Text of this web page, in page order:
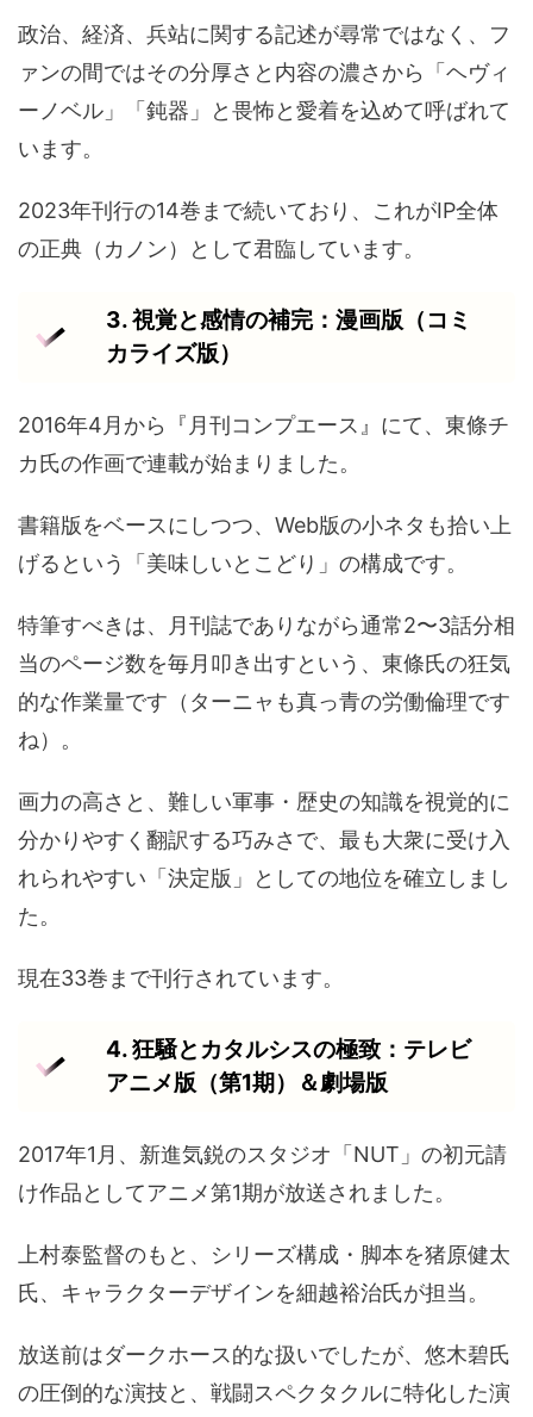
政治、経済、兵站に関する記述が尋常ではなく、フ
ァンの間ではその分厚さと内容の濃さから「ヘヴィ
ーノベル」「鈍器」と畏怖と愛着を込めて呼ばれて
います。
2023年刊行の14巻まで続いており、これがIP全体
の正典（カノン）として君臨しています。
3. 視覚と感情の補完：漫画版（コミ
カライズ版）
2016年4月から『月刊コンプエース』にて、東條チ
カ氏の作画で連載が始まりました。
書籍版をベースにしつつ、Web版の小ネタも拾い上
げるという「美味しいとこどり」の構成です。
特筆すべきは、月刊誌でありながら通常2〜3話分相
当のページ数を毎月叩き出すという、東條氏の狂気
的な作業量です（ターニャも真っ青の労働倫理です
ね）。
画力の高さと、難しい軍事・歴史の知識を視覚的に
分かりやすく翻訳する巧みさで、最も大衆に受け入
れられやすい「決定版」としての地位を確立しまし
た。
現在33巻まで刊行されています。
4. 狂騒とカタルシスの極致：テレビ
アニメ版（第1期）＆劇場版
2017年1月、新進気鋭のスタジオ「NUT」の初元請
け作品としてアニメ第1期が放送されました。
上村泰監督のもと、シリーズ構成・脚本を猪原健太
氏、キャラクターデザインを細越裕治氏が担当。
放送前はダークホース的な扱いでしたが、悠木碧氏
の圧倒的な演技と、戦闘スペクタクルに特化した演